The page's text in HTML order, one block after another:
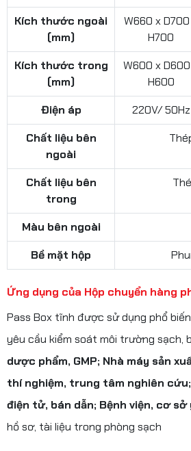
Kích thước ngoài
(mm)
W660 x
H700
Kích thước trong
(mm)
W600 x
H600
Điện áp
220V/ 50Hz
Chất liệu bên
ngoài
Chất liệu bên
trong
Màu bên ngoài
Bề mặt hộp
Ứng dụng của Hộp chuyển hàng
Pass Box tĩnh được sử dụng phổ
yêu cầu kiểm soát môi trường sạch,
dược phẩm, GMP; Nhà máy sản
thí nghiệm, trung tâm nghiên cứu;
điện tử, bán dẫn; Bệnh viện, cơ sở
hồ sơ, tài liệu trong phòng sạch